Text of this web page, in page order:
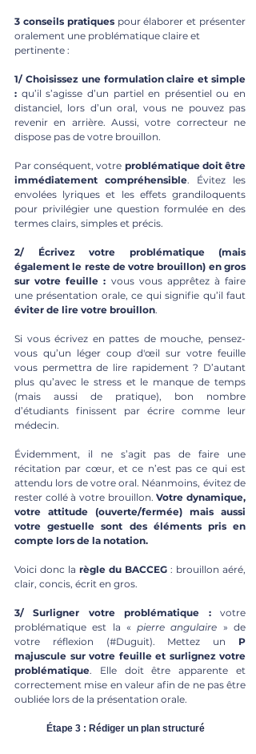
3 conseils pratiques pour élaborer et présenter
oralement une problématique claire et
pertinente :
1/ Choisissez une formulation claire et simple
: qu’il s’agisse d’un partiel en présentiel ou en
distanciel, lors d’un oral, vous ne pouvez pas
revenir en arrière. Aussi, votre correcteur ne
dispose pas de votre brouillon.
Par conséquent, votre problématique doit être
immédiatement compréhensible. Évitez les
envolées lyriques et les effets grandiloquents
pour privilégier une question formulée en des
termes clairs, simples et précis.
2/ Écrivez votre problématique (mais
également le reste de votre brouillon) en gros
sur votre feuille : vous vous apprêtez à faire
éviter de lire votre brouillon.
Si vous écrivez en pattes de mouche, pensez-
vous qu’un léger coup d'œil sur votre feuille
vous permettra de lire rapidement ? D’autant
plus qu’avec le stress et le manque de temps
(mais aussi de pratique), bon nombre
d’étudiants finissent par écrire comme leur
médecin.
Évidemment, il ne s’agit pas de faire une
récitation par cœur, et ce n’est pas ce qui est
attendu lors de votre oral. Néanmoins, évitez de
rester collé à votre brouillon. Votre dynamique,
votre attitude (ouverte/fermée) mais aussi
votre gestuelle sont des éléments pris en
compte lors de la notation.
Voici donc la règle du BACCEG : brouillon aéré,
clair, concis, écrit en gros.
3/ Surligner votre problématique : votre
problématique est la « pierre angulaire » de
votre réflexion (#Duguit). Mettez un P
majuscule sur votre feuille et surlignez votre
problématique. Elle doit être apparente et
correctement mise en valeur afin de ne pas être
oubliée lors de la présentation orale.
	Étape 3 : Rédiger un plan structuré